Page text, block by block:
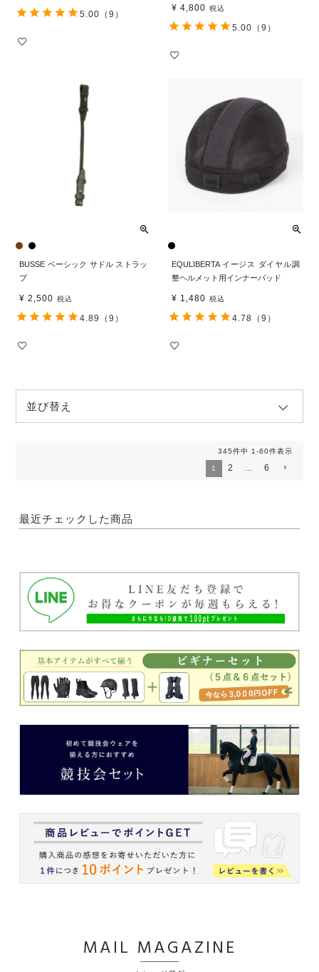
5.00 （9）
¥ 4,800 税込
5.00 （9）
BUSSE ベーシック サドル ストラッ
プ
¥ 2,500 税込
4.89 （9）
EQULIBERTA イージス ダイヤル調
整ヘルメット用インナーパッド
¥ 1,480 税込
4.78 （9）
並び替え
345件中 1-60件表示
1 2 … 6
最近チェックした商品
MAIL MAGAZINE